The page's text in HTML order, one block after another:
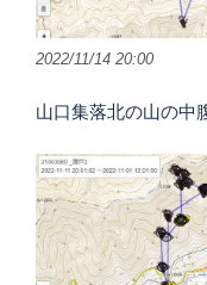
2022/11/14 20:00
山口集落北の山の中